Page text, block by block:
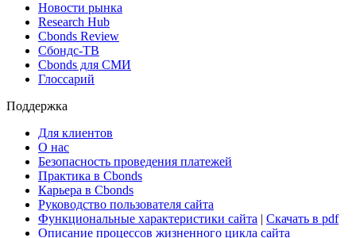
Поиск ETF & Funds
Новости и Аналитика
Новости рынка
Research Hub
Сбондс-ТВ
Глоссарий
Поддержка
Для клиентов
О нас
Безопасность проведения платежей
Практика в Cbonds